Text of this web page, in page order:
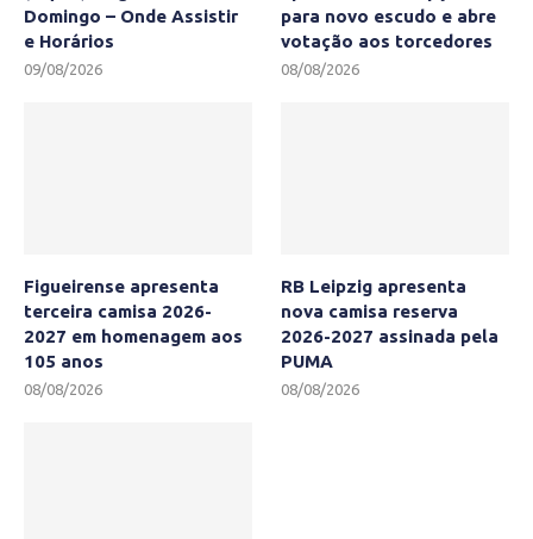
Domingo – Onde Assistir
e Horários
09/08/2026
para novo escudo e abre
votação aos torcedores
08/08/2026
Figueirense apresenta
terceira camisa 2026-
2027 em homenagem aos
105 anos
08/08/2026
RB Leipzig apresenta
nova camisa reserva
2026-2027 assinada pela
PUMA
08/08/2026